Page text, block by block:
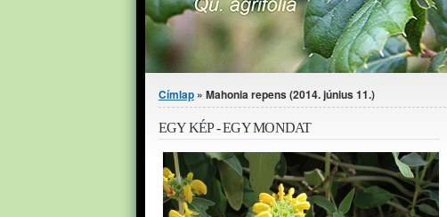
Jelenlegi hely
Címlap » Mahonia repens (2014. június 11.)
EGY KÉP - EGY MONDAT